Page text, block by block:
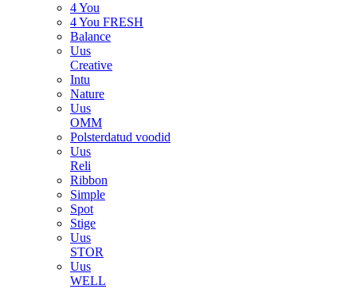
4 You
4 You FRESH
Balance
Uus
Creative
Intu
Nature
Uus
OMM
Polsterdatud voodid
Uus
Reli
Ribbon
Simple
Spot
Stige
Uus
STOR
Uus
WELL